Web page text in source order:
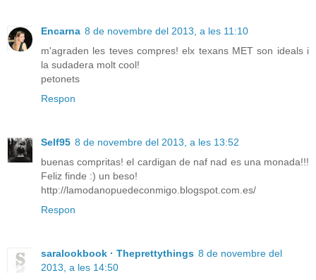
Encarna 8 de novembre del 2013, a les 11:10
m'agraden les teves compres! elx texans MET son ideals i
la sudadera molt cool!
petonets
Respon
Self95 8 de novembre del 2013, a les 13:52
buenas compritas! el cardigan de naf nad es una monada!!!
Feliz finde :) un beso!
http://lamodanopuedeconmigo.blogspot.com.es/
Respon
saralookbook · Theprettythings 8 de novembre del
2013, a les 14:50